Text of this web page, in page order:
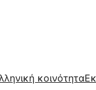
κοινότητα